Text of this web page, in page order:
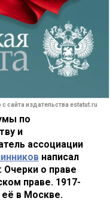
сайта издательства estatut.ru
по
и
ассоциации
написал
Очерки о праве
праве. 1917-
её в Москве.